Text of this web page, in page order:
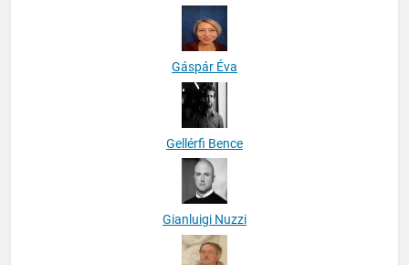
Gáspár Éva
Gellérfi Bence
Gianluigi Nuzzi